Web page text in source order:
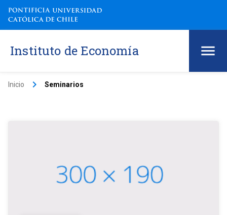
Instituto de Economía
Inicio keyboard_arrow_right Seminarios